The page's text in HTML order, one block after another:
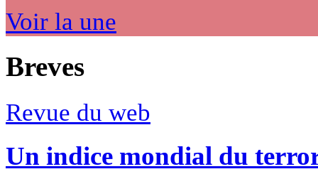
Voir la une
Breves
Revue du web
Un indice mondial du